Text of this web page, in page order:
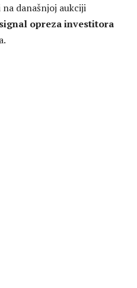
današnjoj aukciji
opreza investitora